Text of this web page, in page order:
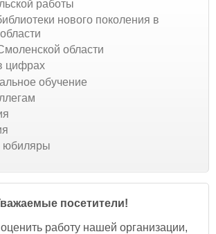
работы
нового поколения в
области
цифрах
обучение
юбиляры
посетители!
работу нашей организации,